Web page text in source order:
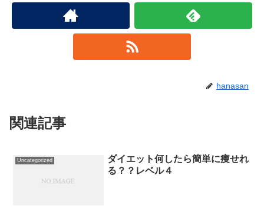
hanasan
関連記事
Uncategorized
ダイエット何したら簡単に痩せれ
る？？レベル４